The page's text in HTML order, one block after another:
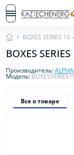
BOXES SERIES
BOXES
Производитель:ALPHA
Модель:
Все о товаре